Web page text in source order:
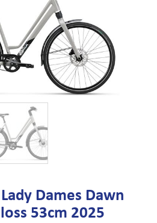
Dames Dawn
53cm 2025